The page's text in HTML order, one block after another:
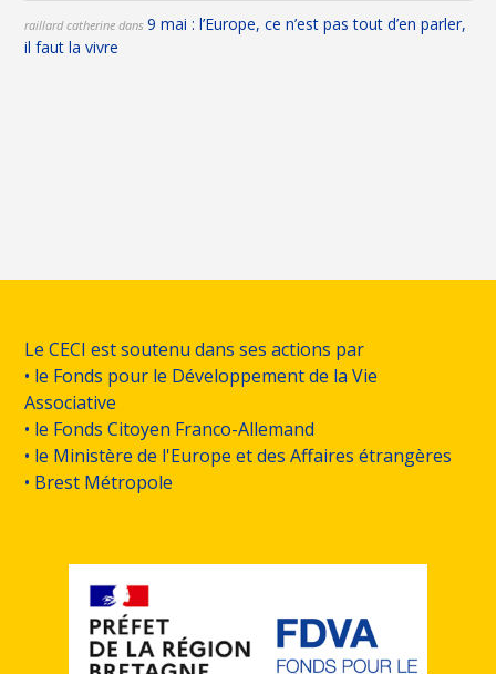
raillard catherine dans9 mai : l’Europe, ce n’est pas tout d’en parler,
il faut la vivre
Le CECI est soutenu dans ses actions par
• le Fonds pour le Développement de la Vie
Associative
• le Fonds Citoyen Franco-Allemand
• le Ministère de l'Europe et des Affaires étrangères
• Brest Métropole